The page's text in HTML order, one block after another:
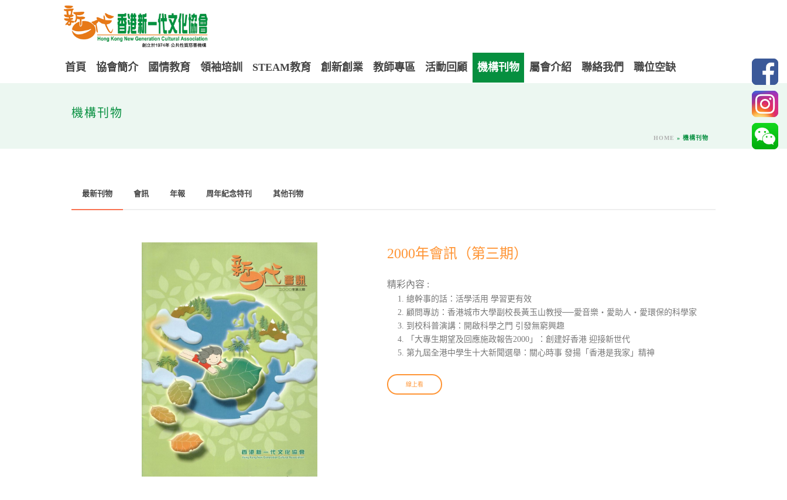
首頁 協會簡介 國情教育 領袖培訓 STEAM教育 創新創業 教師專區 活動回顧 機構刊物 屬會介紹 聯絡我們 職位空缺
機構刊物
HOME » 機構刊物
最新刊物 會訊 年報 周年紀念特刊 其他刊物
2000年會訊（第三期）
精彩內容 :
總幹事的話：活學活用 學習更有效
顧問專訪：香港城市大學副校長黃玉山教授──愛音樂‧愛助人‧愛環保的科學家
到校科普演講：開啟科學之門 引發無窮興趣
「大專生期望及回應施政報告2000」：創建好香港 迎接新世代
第九屆全港中學生十大新聞選舉：關心時事 發揚「香港是我家」精神
線上看